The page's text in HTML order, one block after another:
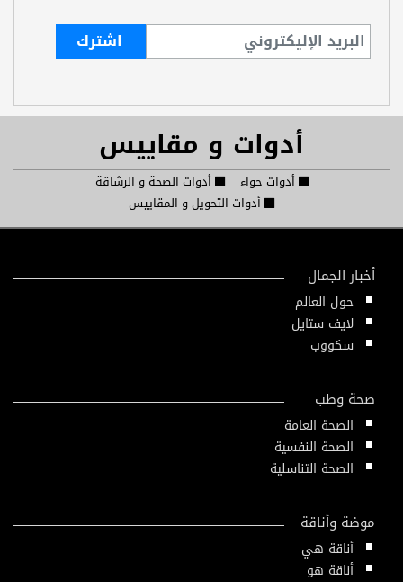
أدوات و مقاييس
أدوات حواء
أدوات الصحة و الرشاقة
أدوات التحويل و المقاييس
أخبار الجمال
حول العالم
لايف ستايل
سكووب
صحة وطب
الصحة العامة
الصحة النفسية
الصحة التناسلية
موضة وأناقة
أناقة هي
أناقة هو